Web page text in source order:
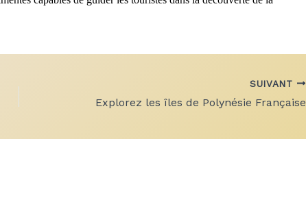
SUIVANT
Explorez les îles de Polynésie Française